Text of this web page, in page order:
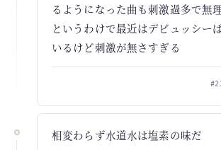
るようになった曲も刺激過多で無
というわけで最近はデビュッシー
いるけど刺激が無さすぎる
相変わらず水道水は塩素の味だ